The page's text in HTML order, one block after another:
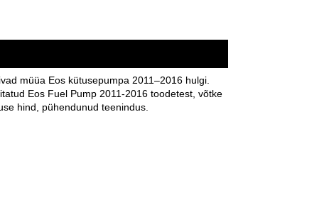
müüa Eos kütusepumpa 2011–2016 hulgi.
Eos Fuel Pump 2011-2016 toodetest, võtke
hind, pühendunud teenindus.